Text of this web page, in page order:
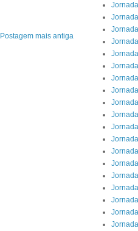
Postagem mais antiga